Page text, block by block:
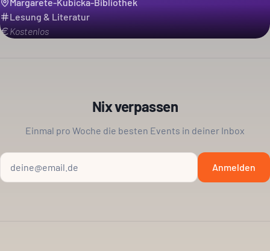
Lesung & Literatur
Kostenlos
Nix verpassen
Einmal pro Woche die besten Events in deiner Inbox
Anmelden